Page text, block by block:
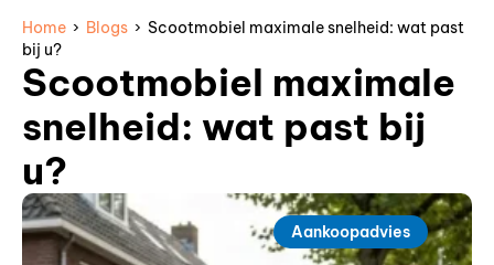
Home › Blogs › Scootmobiel maximale snelheid: wat past
bij u?
Scootmobiel maximale
snelheid: wat past bij
u?
Aankoopadvies